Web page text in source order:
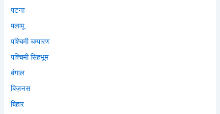
पटना
पलामू
पश्चिमी चम्पारण
पश्चिमी सिंहभूम
बंगाल
बिज़नस
बिहार